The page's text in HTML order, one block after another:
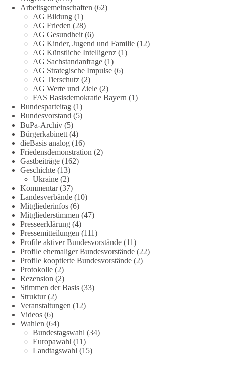
Die Energiewende ist bisher kein Erfolg, sondern ein teures,
ineffizientes Unterfangen. Dies belegt eine Auswertung der
NZZ, wonach die Energiewende den Strom nicht billiger,
sondern teurer gemacht hat.
Quelle:
https://www.nzz.ch/der-andere-blick/fehlschlag-
energiewende-warum-deutschland-trotz-rekordausbau-von-
wind-und-sonnenkraft-weniger-strom-erzeugt-ld.10006607
🟩🟩🟦🟦🟥🟥🟧🟧
„Wir brauchen dringend wettbewerbsfähige Energiepreise und
eine ideologiefreie Diskussion“, meint der Demokratie-
Bestatter.
Wie siehst du das?
🤝 Jetzt Politik für die Menschen mitgestalten:
https://diebasis.de/mitgliedschaft/
#dieBasis #energiewende #strompreise
40 7 Auf Facebook ansehen
DieBasis
2 Tage(n) zuvor
⚡️ NATO-Gipfel in Ankara: Kriegskonferenz statt
Friedensgipfel!?
Anfang Juli 2026 trafen sich 32 Bündnisstaaten sowie deren
Staats- und Regierungschefs zum NATO-Gipfel in der Türkei.
Arbeitsgemeinschaften (62)
AG Bildung (1)
AG Frieden (28)
AG Gesundheit (6)
AG Kinder, Jugend und Familie (12)
AG Künstliche Intelligenz (1)
AG Sachstandanfrage (1)
AG Strategische Impulse (6)
AG Tierschutz (2)
AG Werte und Ziele (2)
FAS Basisdemokratie Bayern (1)
Bundesparteitag (1)
Bundesvorstand (5)
BuPa-Archiv (5)
Bürgerkabinett (4)
dieBasis analog (16)
Friedensdemonstration (2)
Gastbeiträge (162)
Geschichte (13)
Ukraine (2)
Kommentar(37)
Landesverbände (10)
Mitgliederinfos (6)
Mitgliederstimmen (47)
Presseerklärung (4)
Pressemitteilungen (111)
Profile aktiver Bundesvorstände (11)
Profile ehemaliger Bundesvorstände (22)
Profile kooptierte Bundesvorstände (2)
Protokolle (2)
Rezension (2)
Stimmen der Basis (33)
Struktur(2)
Veranstaltungen (12)
Videos (6)
Wahlen (64)
Bundestagswahl (34)
Europawahl (11)
Landtagswahl (15)